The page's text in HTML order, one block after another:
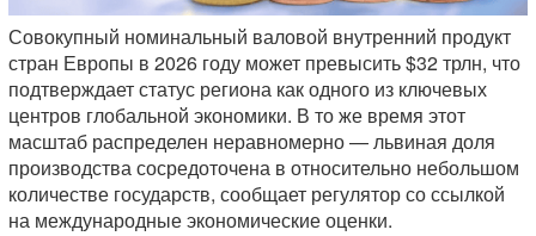
Совокупный номинальный валовой внутренний продукт
стран Европы в 2026 году может превысить $32 трлн, что
подтверждает статус региона как одного из ключевых
центров глобальной экономики. В то же время этот
масштаб распределен неравномерно — львиная доля
производства сосредоточена в относительно небольшом
количестве государств, сообщает регулятор со ссылкой
на международные экономические оценки.